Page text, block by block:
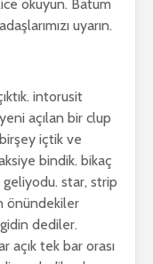
okuyun. Batum
uyarın.
intorusit
yeni açılan bir clup
içtik ve
bindik. bikaç
star, strip
önündekiler
dediler.
açık tek bar orası